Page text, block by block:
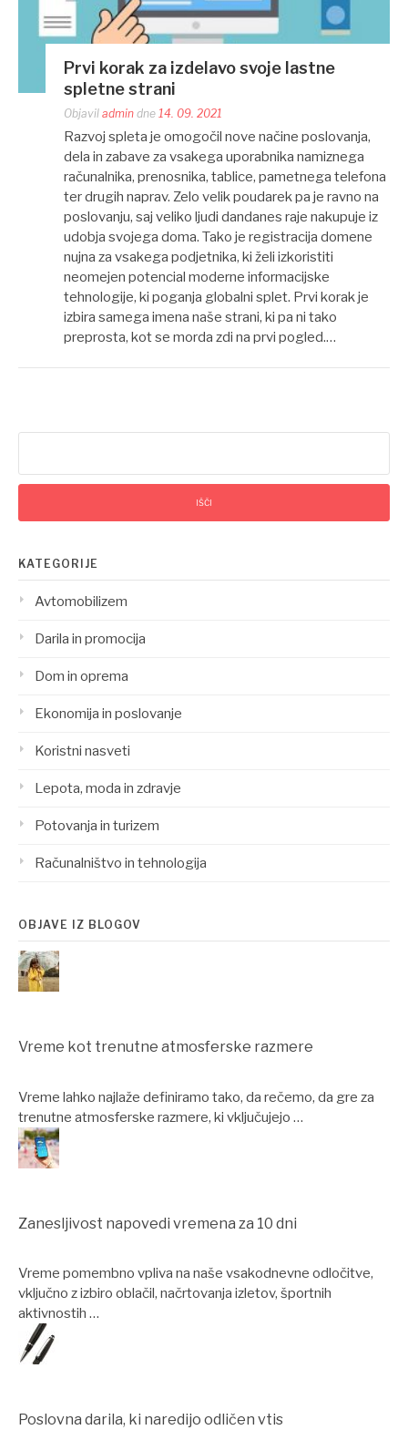
Prvi korak za izdelavo svoje lastne
spletne strani
Objavil admin dne 14. 09. 2021
Razvoj spleta je omogočil nove načine poslovanja,
dela in zabave za vsakega uporabnika namiznega
računalnika, prenosnika, tablice, pametnega telefona
ter drugih naprav. Zelo velik poudarek pa je ravno na
poslovanju, saj veliko ljudi dandanes raje nakupuje iz
udobja svojega doma. Tako je registracija domene
nujna za vsakega podjetnika, ki želi izkoristiti
neomejen potencial moderne informacijske
tehnologije, ki poganja globalni splet. Prvi korak je
izbira samega imena naše strani, ki pa ni tako
preprosta, kot se morda zdi na prvi pogled.…
KATEGORIJE
Avtomobilizem
Darila in promocija
Dom in oprema
Ekonomija in poslovanje
Koristni nasveti
Lepota, moda in zdravje
Potovanja in turizem
Računalništvo in tehnologija
OBJAVE IZ BLOGOV
Vreme kot trenutne atmosferske razmere
Vreme lahko najlaže definiramo tako, da rečemo, da gre za
trenutne atmosferske razmere, ki vključujejo …
Zanesljivost napovedi vremena za 10 dni
Vreme pomembno vpliva na naše vsakodnevne odločitve,
vključno z izbiro oblačil, načrtovanja izletov, športnih
aktivnostih …
Poslovna darila, ki naredijo odličen vtis